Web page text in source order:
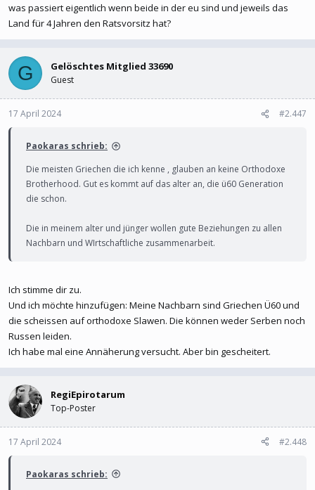
was passiert eigentlich wenn beide in der eu sind und jeweils das
Land für 4 Jahren den Ratsvorsitz hat?
G Gelöschtes Mitglied 33690
Guest
17 April 2024 #2.447
Paokaras schrieb:
Die meisten Griechen die ich kenne , glauben an keine Orthodoxe
Brotherhood. Gut es kommt auf das alter an, die ü60 Generation
die schon.
Die in meinem alter und jünger wollen gute Beziehungen zu allen
Nachbarn und WIrtschaftliche zusammenarbeit.
Ich stimme dir zu.
Und ich möchte hinzufügen: Meine Nachbarn sind Griechen Ü60 und
die scheissen auf orthodoxe Slawen. Die können weder Serben noch
Russen leiden.
Ich habe mal eine Annäherung versucht. Aber bin gescheitert.
RegiEpirotarum
Top-Poster
17 April 2024 #2.448
Paokaras schrieb: